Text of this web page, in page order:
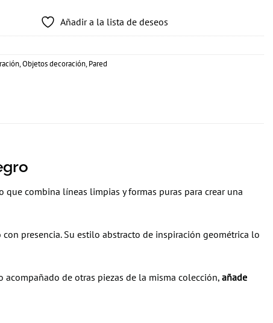
Añadir a la lista de deseos
,Objetos decoración,Pared
que combina líneas limpias y formas puras para crear una
presencia. Su estilo abstracto de inspiración geométrica lo
de otras piezas de la misma colección, añade